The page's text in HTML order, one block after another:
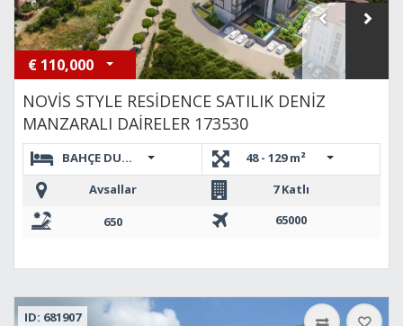
€ 110,000
NOVİS STYLE RESİDENCE SATILIK DENİZ
MANZARALI DAİRELER 173530
BAHÇE DUBLEKS 2+1,3+1 DUBLEKS,1+1,2+1 DUBLEKS
48 - 129 m²
Avsallar
7 Katlı
650
65000
ID: 681907